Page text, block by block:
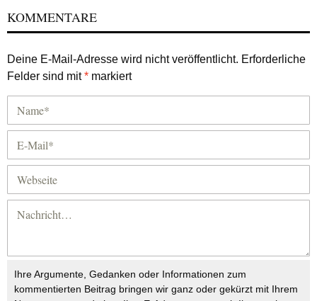
KOMMENTARE
Deine E-Mail-Adresse wird nicht veröffentlicht. Erforderliche
Felder sind mit* markiert
Ihre Argumente, Gedanken oder Informationen zum
kommentierten Beitrag bringen wir ganz oder gekürzt mit Ihrem